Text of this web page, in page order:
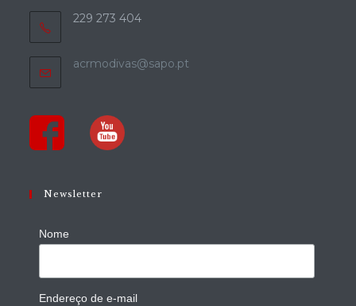
229 273 404
acrmodivas@sapo.pt
Newsletter
Nome
Endereço de e-mail